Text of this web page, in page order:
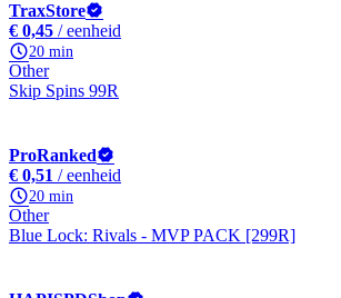
TraxStore
€ 0,45 / eenheid
20 min
Other
Skip Spins 99R
ProRanked
€ 0,51 / eenheid
20 min
Other
Blue Lock: Rivals - MVP PACK [299R]